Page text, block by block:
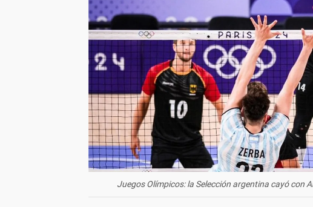
Juegos Olímpicos: la Selección argentina cayó con